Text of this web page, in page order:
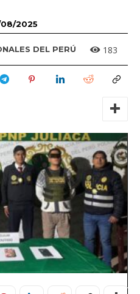
2025
DEL PERÚ 183